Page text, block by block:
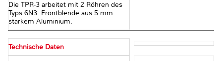
Die TPR-3 arbeitet mit 2 Röhren des
Typs 6N3. Frontblende aus 5 mm
starkem Aluminium.
Technische Daten